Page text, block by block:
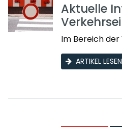
Aktuelle
Im Bereich
ARTIKEL LESEN